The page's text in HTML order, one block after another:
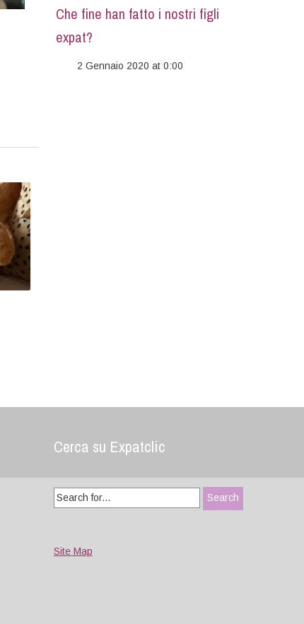
Che fine han fatto i nostri figli
expat?
2 Gennaio 2020 at 0:00
Cerca su Expatclic
Search
for:
Site Map